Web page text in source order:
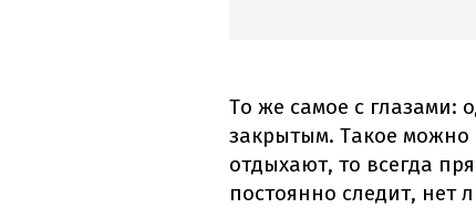
То же самое с глазами:
закрытым. Такое можно
отдыхают, то всегда
постоянно следит, нет